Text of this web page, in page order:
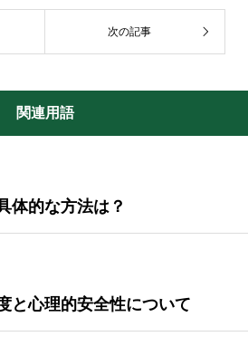
次の記事
関連用語
体的な方法は？
と心理的安全性について